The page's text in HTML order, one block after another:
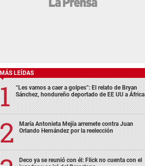
MÁS LEÍDAS
“Les vamos a caer a golpes”: El relato de Bryan
Sánchez, hondureño deportado de EE UU a África
María Antonieta Mejía arremete contra Juan
Orlando Hernández por la reelección
Deco ya se reunió con él: Flick no cuenta con el